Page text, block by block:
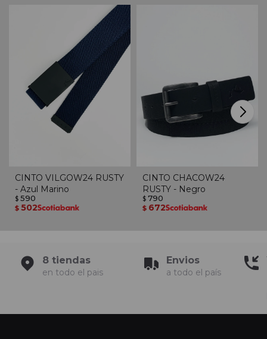
CINTO VILGOW24 RUSTY
- Azul Marino
$ 590
$ 502
CINTO CHACOW24
RUSTY - Negro
$ 790
$ 672
8 tiendas
en todo el pais
Envios
a todo el país